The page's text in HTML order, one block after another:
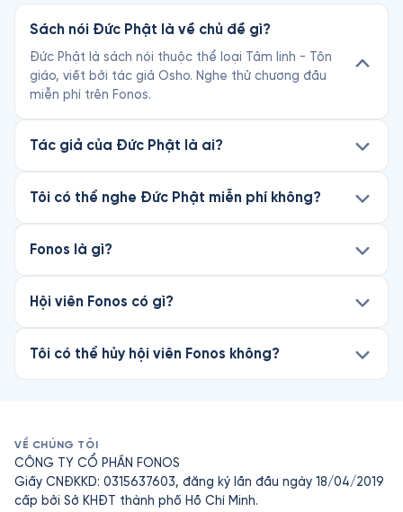
Sách nói Đức Phật là về chủ đề gì?
Đức Phật là sách nói thuộc thể loại Tâm linh - Tôn
giáo, viết bởi tác giả Osho. Nghe thử chương đầu
miễn phí trên Fonos.
Tác giả của Đức Phật là ai?
Tôi có thể nghe Đức Phật miễn phí không?
Fonos là gì?
Hội viên Fonos có gì?
Tôi có thể hủy hội viên Fonos không?
VỀ CHÚNG TÔI
CÔNG TY CỔ PHẦN FONOS
Giấy CNĐKKD: 0315637603, đăng ký lần đầu ngày 18/04/2019
cấp bởi Sở KHĐT thành phố Hồ Chí Minh.